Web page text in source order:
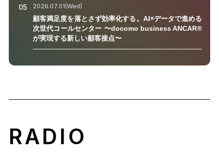
05 2026.07.01(Wed)
顧客満足度を落とさず効率化する。AI×データで進める
次世代コールセンター 〜docomo business ANCAR®
が実現する新しい顧客接点〜
RADIO